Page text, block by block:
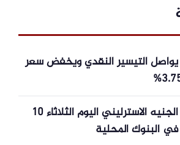
يواصل التيسير النقدي ويخفض سعر
تحديث سعر الجنيه الاسترليني اليوم الثلاثاء 10